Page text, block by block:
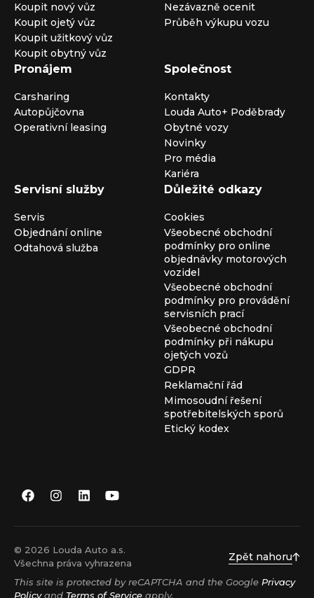
Koupit nový vůz
Koupit ojetý vůz
Koupit užitkový vůz
Koupit obytný vůz
Nezávazně ocenit
Průběh výkupu vozu
Pronájem
Carsharing
Autopůjčovna
Operativní leasing
Společnost
Kontakty
Louda Auto+ Poděbrady
Obytné vozy
Novinky
Pro média
Kariéra
Servisní služby
Servis
Objednání online
Odtahová služba
Důležité odkazy
Cookies
Všeobecné obchodní
podmínky pro online
objednávky motorových
vozidel
Všeobecné obchodní
podmínky pro provádění
servisních prací
Všeobecné obchodní
podmínky při nákupu
ojetých vozů
GDPR
Reklamační řád
Mimosoudní řešení
spotřebitelských sporů
Etický kodex
© 2026 Louda Auto a.s.
Všechna práva vyhrazena
Zpět nahoru
This site is protected by reCAPTCHA and the Google Privacy
Policyand Terms of Service apply.